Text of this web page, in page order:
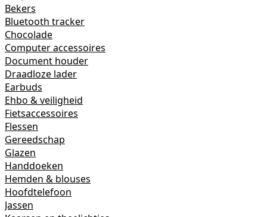
Bekers
Bluetooth tracker
Chocolade
Computer accessoires
Document houder
Draadloze lader
Earbuds
Ehbo & veiligheid
Fietsaccessoires
Flessen
Gereedschap
Glazen
Handdoeken
Hemden & blouses
Hoofdtelefoon
Jassen